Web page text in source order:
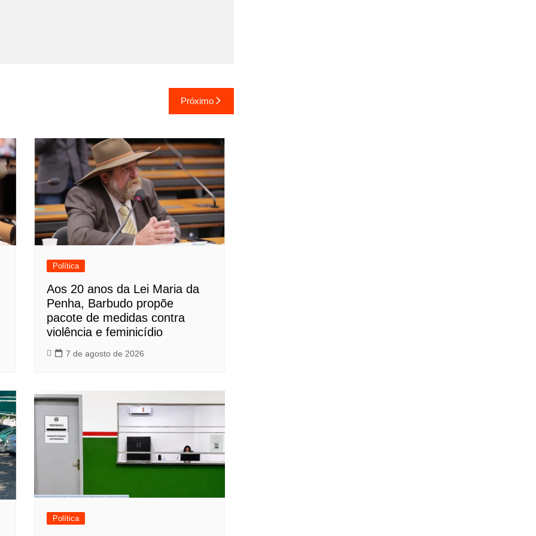
Próximo
Política
Aos 20 anos da Lei Maria da
Penha, Barbudo propõe
pacote de medidas contra
violência e feminicídio
7 de agosto de 2026
Política